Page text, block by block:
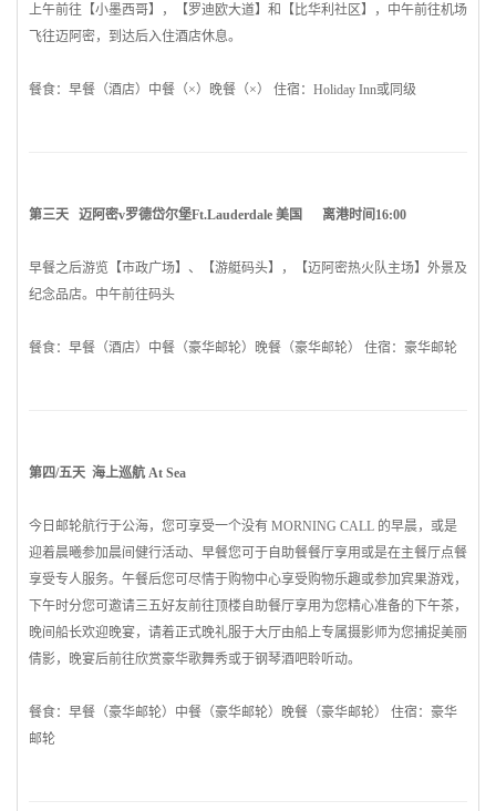
上午前往【小墨西哥】，【罗迪欧大道】和【比华利社区】，中午前往机场
飞往迈阿密 ，到达后入住酒店休息。
餐食：早餐（酒店）中餐（×）晚餐（×） 住宿：Holiday Inn或同级
第三天 迈阿密v罗德岱尔堡Ft.Lauderdale 美国 离港时间16:00
早餐之后游览【市政广场】、【游艇码头】，【迈阿密热火队主场】外景及
纪念品店。中午前往码头
餐食：早餐（酒店）中餐（豪华邮轮）晚餐（豪华邮轮） 住宿：豪华邮轮
第四/五天 海上巡航 At Sea
今日邮轮航行于公海，您可享受一个没有 MORNING CALL 的早晨，或是
迎着晨曦参加晨间健行活动、早餐您可于自助餐餐厅享用或是在主餐厅点餐
享受专人服务。午餐后您可尽情于购物中心享受购物乐趣或参加宾果游戏，
下午时分您可邀请三五好友前往顶楼自助餐厅享用为您精心准备的下午茶，
晚间船长欢迎晚宴，请着正式晚礼服于大厅由船上专属摄影师为您捕捉美丽
倩影，晚宴后前往欣赏豪华歌舞秀或于钢琴酒吧聆听动。
餐食：早餐（豪华邮轮）中餐（豪华邮轮）晚餐（豪华邮轮） 住宿：豪华
邮轮